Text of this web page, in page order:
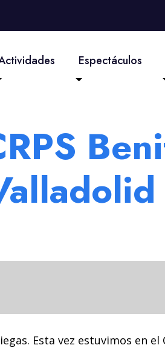
Espectáculos
Esta vez estuvimos en el